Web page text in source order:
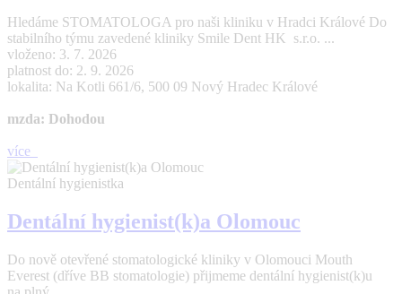
Hledáme STOMATOLOGA pro naši kliniku v Hradci Králové Do
stabilního týmu zavedené kliniky Smile Dent HK s.r.o. ...
vloženo: 3. 7. 2026
platnost do: 2. 9. 2026
lokalita: Na Kotli 661/6, 500 09 Nový Hradec Králové
mzda: Dohodou
více
Dentální hygienistka
Dentální hygienist(k)a Olomouc
Do nově otevřené stomatologické kliniky v Olomouci Mouth
Everest (dříve BB stomatologie) přijmeme dentální hygienist(k)u